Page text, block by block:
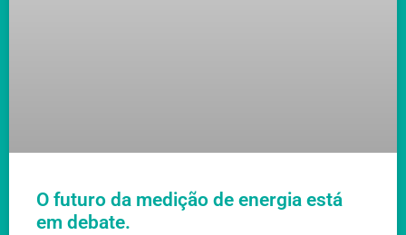
O futuro da medição de energia está
em debate.